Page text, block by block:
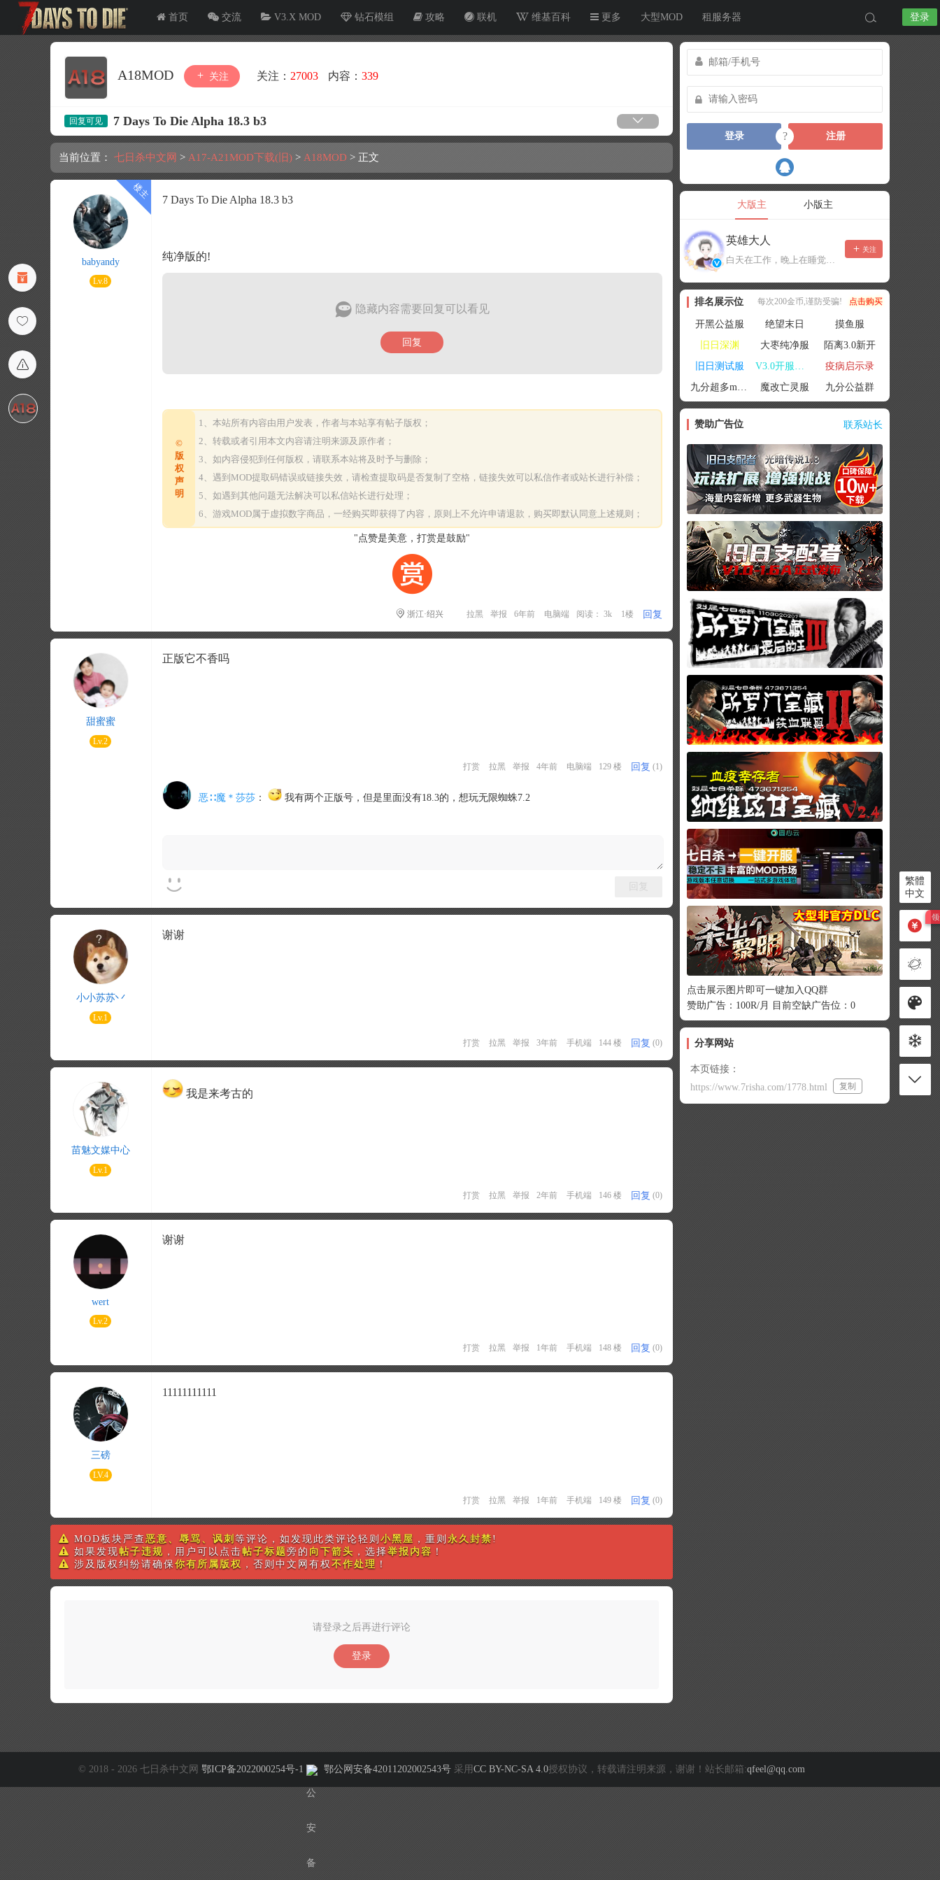
首页 交流 V3.X MOD 钻石模组 攻略 联机 维基百科 更多 大型MOD 租服务器 登录
A18MOD 关注 关注： 27003 内容： 339
7 Days To Die Alpha 18.3 b3
当前位置： 七日杀中文网 > A17-A21MOD下载(旧) > A18MOD > 正文
babyandy
Lv.8
7 Days To Die Alpha 18.3 b3
纯净版的!
隐藏内容需要回复可以看见
回复
©
版
权
声
明
1、本站所有内容由用户发表，作者与本站享有帖子版权；
2、转载或者引用本文内容请注明来源及原作者；
3、如内容侵犯到任何版权，请联系本站将及时予与删除；
4、遇到MOD提取码错误或链接失效，请检查提取码是否复制了空格，链接失效可以私信作者或站长进行补偿；
5、如遇到其他问题无法解决可以私信站长进行处理；
6、游戏MOD属于虚拟数字商品，一经购买即获得了内容，原则上不允许申请退款，购买即默认同意上述规则；
"点赞是美意，打赏是鼓励"
浙江·绍兴 拉黑 举报 6年前 电脑端 阅读： 3k 1楼 回复
甜蜜蜜
Lv.2
正版它不香吗
打赏 拉黑 举报 4年前 电脑端 129 楼 回复 (1)
恶∷魔＊莎莎： 我有两个正版号，但是里面没有18.3的，想玩无限蜘蛛7.2
回复
小小苏苏丷
Lv.1
谢谢
打赏 拉黑 举报 3年前 手机端 144 楼 回复 (0)
苗魅文媒中心
Lv.1
我是来考古的
打赏 拉黑 举报 2年前 手机端 146 楼 回复 (0)
wert
Lv.2
谢谢
打赏 拉黑 举报 1年前 手机端 148 楼 回复 (0)
三磅
LV.4
11111111111
打赏 拉黑 举报 1年前 手机端 149 楼 回复 (0)
MOD板块严查 恶意、辱骂、讽刺 等评论，如发现此类评论轻则小黑屋 ，重则 永久封禁 !
如果发现帖子违规 ，用户可以点击帖子标题旁的向下箭头 ，选择举报内容 ！
涉及版权纠纷请确保你有所属版权 ，否则中文网有权不作处理 ！
请登录之后再进行评论
登录
登录 ? 注册
大版主 小版主
英雄大人
白天在工作，晚上在睡觉，有事可以留言，不一定能及时回复！
关注
排名展示位 每次200金币,谨防受骗! 点击购买
开黑公益服 绝望末日
摸鱼服
旧日深渊
大枣纯净服
陌离3.0新开
旧日测试服
V3.0开服联机
疫病启示录
九分超多mod群
魔改亡灵服 九分公益群
赞助广告位 联系站长
点击展示图片即可一键加入QQ群
赞助广告：100R/月 目前空缺广告位：0
分享网站
本页链接：
https://www.7risha.com/1778.html
复制
繁體
中文
© 2018 - 2026 七日杀中文网 鄂ICP备2022000254号-1 鄂公网安备42011202002543号 采用 CC BY-NC-SA 4.0授权协议，转载请注明来源，谢谢！站长邮箱:qfeel@qq.com